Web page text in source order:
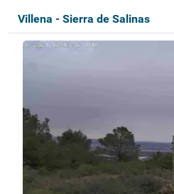
Villena - Sierra de Salinas